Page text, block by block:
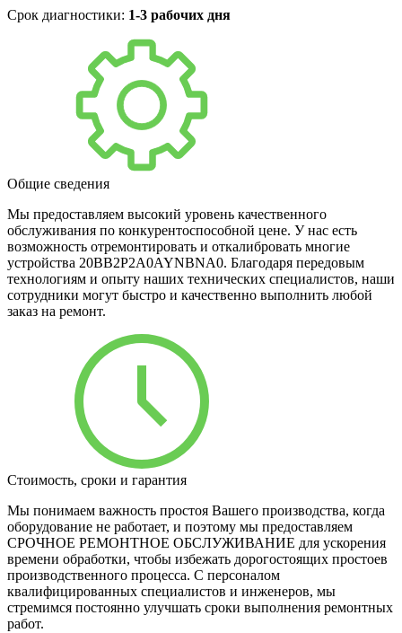
Срок диагностики: 1-3 рабочих дня
Общие сведения
Мы предоставляем высокий уровень качественного
обслуживания по конкурентоспособной цене. У нас есть
возможность отремонтировать и откалибровать многие
устройства 20BB2P2A0AYNBNA0. Благодаря передовым
технологиям и опыту наших технических специалистов, наши
сотрудники могут быстро и качественно выполнить любой
заказ на ремонт.
Стоимость, сроки и гарантия
Мы понимаем важность простоя Вашего производства, когда
оборудование не работает, и поэтому мы предоставляем
СРОЧНОЕ РЕМОНТНОЕ ОБСЛУЖИВАНИЕ для ускорения
времени обработки, чтобы избежать дорогостоящих простоев
производственного процесса. С персоналом
квалифицированных специалистов и инженеров, мы
стремимся постоянно улучшать сроки выполнения ремонтных
работ.